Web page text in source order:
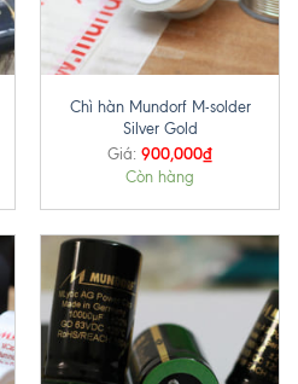
Chì hàn Mundorf M-solder
Silver Gold
Giá: 900,000₫
Còn hàng